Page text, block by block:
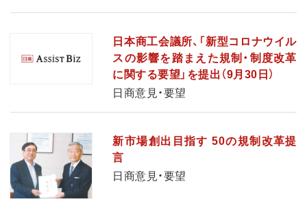
日本商工会議所、「新型コロナウイル
スの影響を踏まえた規制・制度改革
に関する要望」を提出（9月30日）
日商意見・要望
新市場創出目指す 50の規制改革提
言
日商意見・要望